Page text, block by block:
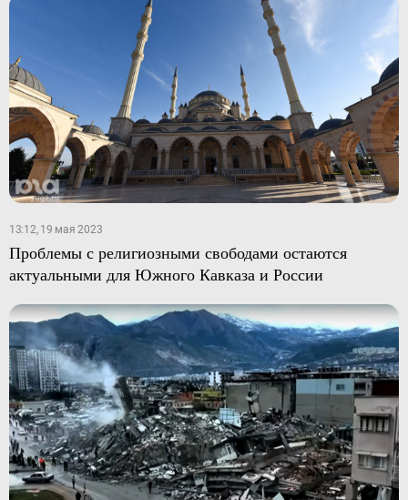
13:12, 19 мая 2023
Проблемы с религиозными свободами остаются
актуальными для Южного Кавказа и России